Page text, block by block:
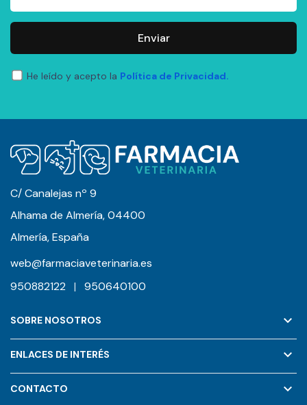
Enviar
He leído y acepto la Política de Privacidad.
C/ Canalejas nº 9
Alhama de Almería, 04400
Almería, España
web@farmaciaveterinaria.es
950882122
| 950640100
SOBRE NOSOTROS keyboard_arrow_down
ENLACES DE INTERÉS keyboard_arrow_down
CONTACTO keyboard_arrow_down